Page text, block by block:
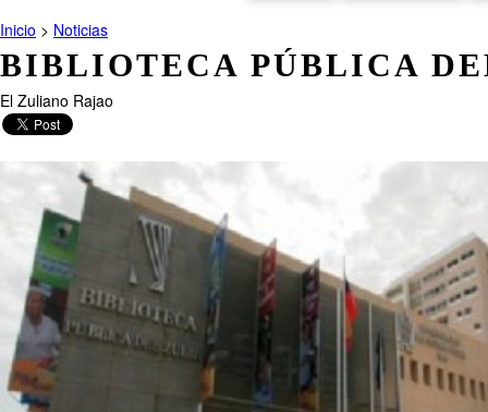
Inicio > Noticias
BIBLIOTECA PÚBLICA
El Zuliano Rajao